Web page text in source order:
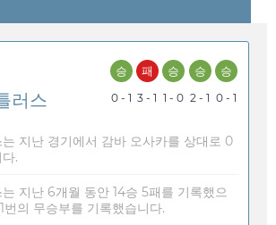
러스
승
0 - 1
패
3 - 1
승
1 - 0
승
2 - 1
승
0 - 1
지난 경기에서 감바 오사카를 상대로 0
.
지난 6개월 동안 14승 5패를 기록했으
번의 무승부를 기록했습니다.